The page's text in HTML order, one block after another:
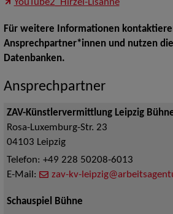
YouTube2_Hirzel-Lisanne
Für weitere Informationen
Ansprechpartner*innen und nutzen
Datenbanken.
Ansprechpartner
ZAV-Künstlervermittlung Leipzig
Rosa-Luxemburg-Str. 23
04103 Leipzig
Telefon: +49 228 50208-6013
E-Mail:
zav-kv-
Schauspiel Bühne